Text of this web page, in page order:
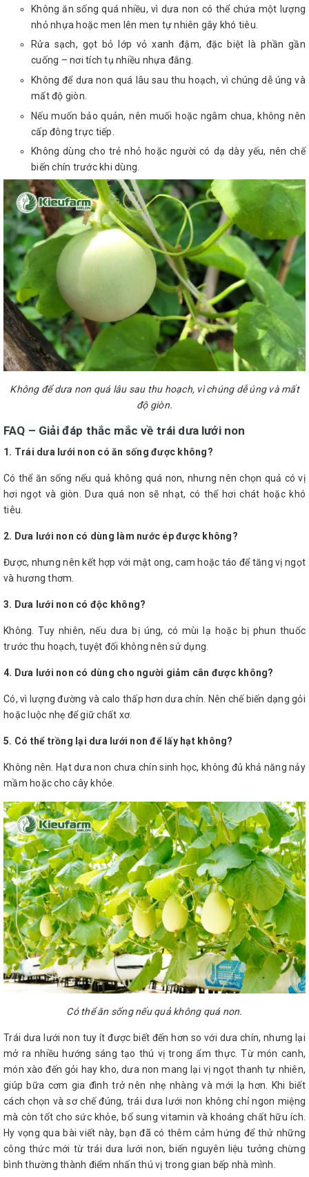
Không ăn sống quá nhiều, vì dưa non có thể chứa một lượng
nhỏ nhựa hoặc men lên men tự nhiên gây khó tiêu.
Rửa sạch, gọt bỏ lớp vỏ xanh đậm, đặc biệt là phần gần
cuống – nơi tích tụ nhiều nhựa đắng.
Không để dưa non quá lâu sau thu hoạch, vì chúng dễ úng và
mất độ giòn.
Nếu muốn bảo quản, nên muối hoặc ngâm chua, không nên
cấp đông trực tiếp.
Không dùng cho trẻ nhỏ hoặc người có dạ dày yếu, nên chế
biến chín trước khi dùng.
Không để dưa non quá lâu sau thu hoạch, vì chúng dễ úng và mất
độ giòn.
FAQ – Giải đáp thắc mắc về trái dưa lưới non
1. Trái dưa lưới non có ăn sống được không?
Có thể ăn sống nếu quả không quá non, nhưng nên chọn quả có vị
hơi ngọt và giòn. Dưa quá non sẽ nhạt, có thể hơi chát hoặc khó
tiêu.
2. Dưa lưới non có dùng làm nước ép được không?
Được, nhưng nên kết hợp với mật ong, cam hoặc táo để tăng vị ngọt
và hương thơm.
3. Dưa lưới non có độc không?
Không. Tuy nhiên, nếu dưa bị úng, có mùi lạ hoặc bị phun thuốc
trước thu hoạch, tuyệt đối không nên sử dụng.
4. Dưa lưới non có dùng cho người giảm cân được không?
Có, vì lượng đường và calo thấp hơn dưa chín. Nên chế biến dạng gỏi
hoặc luộc nhẹ để giữ chất xơ.
5. Có thể trồng lại dưa lưới non để lấy hạt không?
Không nên. Hạt dưa non chưa chín sinh học, không đủ khả năng nảy
mầm hoặc cho cây khỏe.
Có thể ăn sống nếu quả không quá non.
Trái dưa lưới non tuy ít được biết đến hơn so với dưa chín, nhưng lại
mở ra nhiều hướng sáng tạo thú vị trong ẩm thực. Từ món canh,
món xào đến gỏi hay kho, dưa non mang lại vị ngọt thanh tự nhiên,
giúp bữa cơm gia đình trở nên nhẹ nhàng và mới lạ hơn. Khi biết
cách chọn và sơ chế đúng, trái dưa lưới non không chỉ ngon miệng
mà còn tốt cho sức khỏe, bổ sung vitamin và khoáng chất hữu ích.
Hy vọng qua bài viết này, bạn đã có thêm cảm hứng để thử những
công thức mới từ trái dưa lưới non, biến nguyên liệu tưởng chừng
bình thường thành điểm nhấn thú vị trong gian bếp nhà mình.